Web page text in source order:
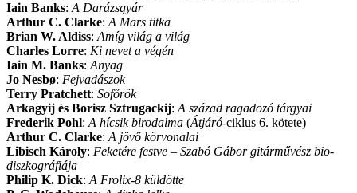
Iain Banks: A Darázsgyár
Arthur C. Clarke: A Mars titka
Brian W. Aldiss: Amíg világ a világ
Charles Lorre: Ki nevet a végén
Iain M. Banks: Anyag
Jo Nesbø: Fejvadászok
Terry Pratchett: Sofőrök
Arkagyij és Borisz Sztrugackij: A század ragadozó tárgyai
Frederik Pohl: A hícsik birodalma (Átjáró-ciklus 6. kötete)
Arthur C. Clarke: A jövő körvonalai
Libisch Károly: Feketére festve – Szabó Gábor gitárművész bio-
diszkográfiája
Philip K. Dick: A Frolix-8 küldötte